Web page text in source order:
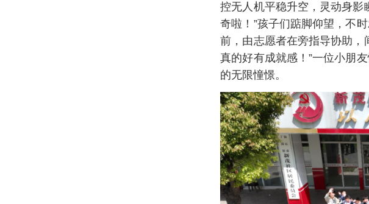
控无人机平稳升空，灵动身影
奇啦！”孩子们踮脚仰望，不
前，由志愿者在旁指导协助，
真的好有成就感！”一位小朋
的无限憧憬。